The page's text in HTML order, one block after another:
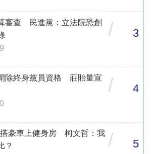
審查 民進黨：立法院恐創
/ 3
除終身黨員資格 莊貽量宣
/ 4
豪車上健身房 柯文哲：我
？
/ 5